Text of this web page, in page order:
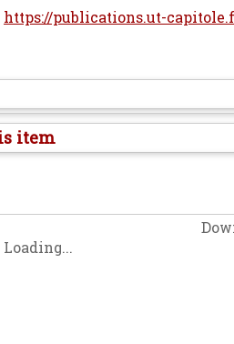
https://publications.ut-
item
Loading...